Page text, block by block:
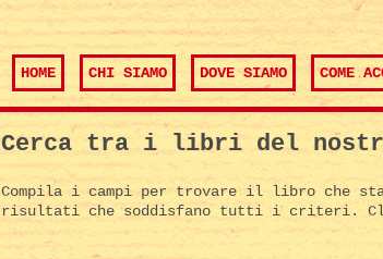
HOME CHI SIAMO DOVE SIAMO COME
Cerca tra i libri del
Compila i campi per trovare il libro che
risultati che soddisfano tutti i criteri.